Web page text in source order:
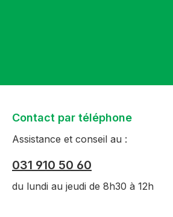
Contact par téléphone
Assistance et conseil au :
031 910 50 60
du lundi au jeudi de 8h30 à 12h